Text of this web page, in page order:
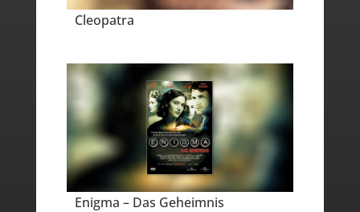
Cleopatra
Enigma – Das Geheimnis